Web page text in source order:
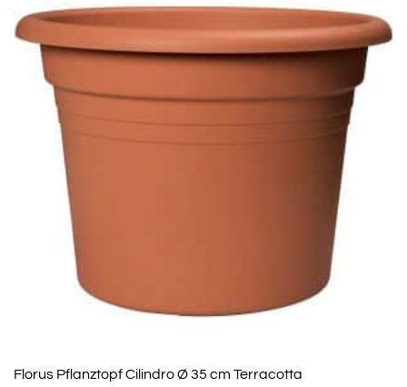
Florus Pflanztopf Cilindro Ø 35 cm Terracotta